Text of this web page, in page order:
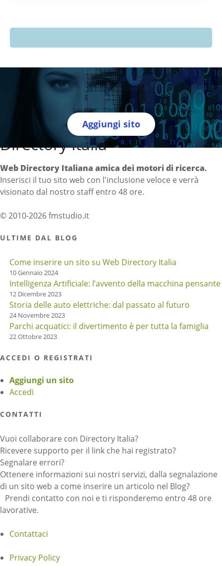
Aggiungi sito
Directory Italia
Web Directory Italiana amica dei motori di ricerca.
Inserisci il tuo sito web con l'inclusione veloce e verrà
visionato dal nostro staff entro 48 ore.
© 2010-2026 fmstudio.it
ULTIME DAL BLOG
Come inserire un sito su Web Directory Italia
10 Gennaio 2024
Intelligenza Artificiale: l’avvento della macchina pensante
12 Dicembre 2023
Storia delle auto elettriche: dal passato al futuro
24 Novembre 2023
Parchi acquatici: il divertimento è per tutta la famiglia
22 Ottobre 2023
ACCEDI O REGISTRATI
Aggiungi un sito
Accedi
CONTATTI
Vuoi collaborare con Directory Italia?
Ricevere supporto per il link che hai registrato?
Segnalare errori?
Ottenere informazioni sui nostri servizi, dalla segnalazione
di un sito web a come inserire un articolo nel Blog?
Prendi contatto con noi e ti risponderemo entro 48 ore
lavorative.
Contattaci
Privacy Policy